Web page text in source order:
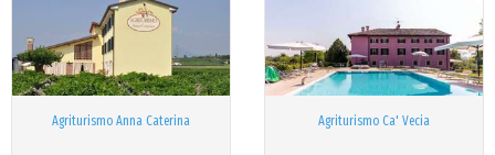
Agriturismo Anna Caterina Agriturismo Ca' Vecia